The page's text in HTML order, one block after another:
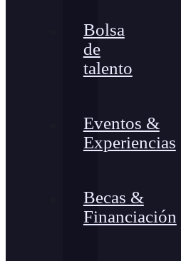
Bolsa
de
talento
Eventos &
Experiencias
Becas &
Financiación